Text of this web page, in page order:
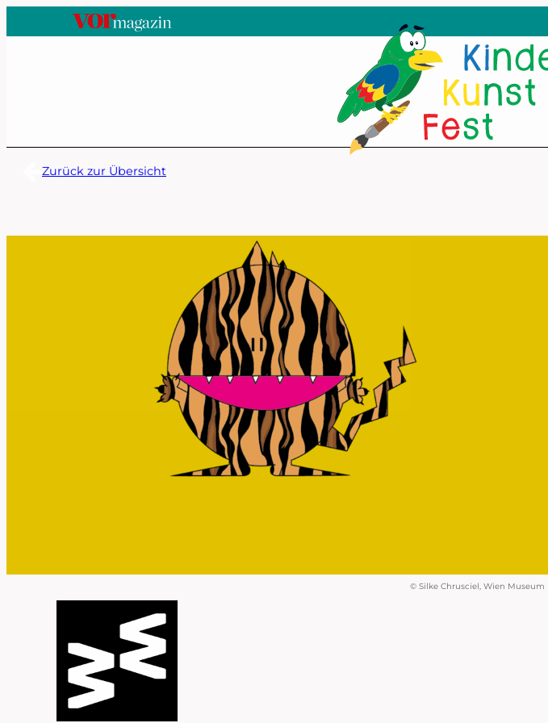
Inhalt
Zurück zur Übersicht
© Silke Chrusciel, Wien Museum